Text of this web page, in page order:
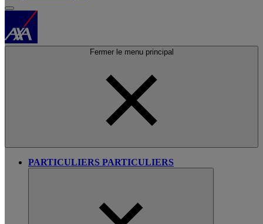
Fermer le menu principal
PARTICULIERS PARTICULIERS